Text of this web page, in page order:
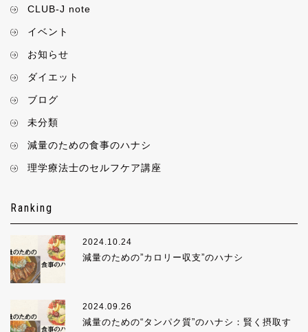
CLUB-J note
イベント
お知らせ
ダイエット
ブログ
未分類
減量のための食事のハナシ
理学療法士のセルフケア講座
Ranking
2024.10.24
減量のための”カロリー収支”のハナシ
2024.09.26
減量のための“タンパク質”のハナシ：賢く摂取す